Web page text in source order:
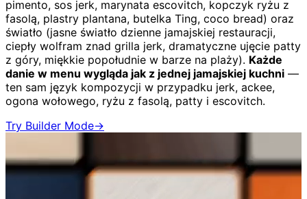
pimento, sos jerk, marynata escovitch, kopczyk ryżu z
fasolą, plastry plantana, butelka Ting, coco bread) oraz
światło (jasne światło dzienne jamajskiej restauracji,
ciepły wolfram znad grilla jerk, dramatyczne ujęcie patty
z góry, miękkie popołudnie w barze na plaży). Każde
danie w menu wygląda jak z jednej jamajskiej kuchni —
ten sam język kompozycji w przypadku jerk, ackee,
ogona wołowego, ryżu z fasolą, patty i escovitch.
Try Builder Mode→